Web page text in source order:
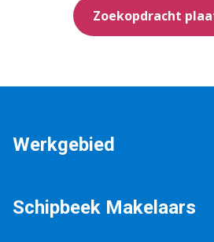
Zoekopdracht
Werkgebied
Schipbeek Makelaars